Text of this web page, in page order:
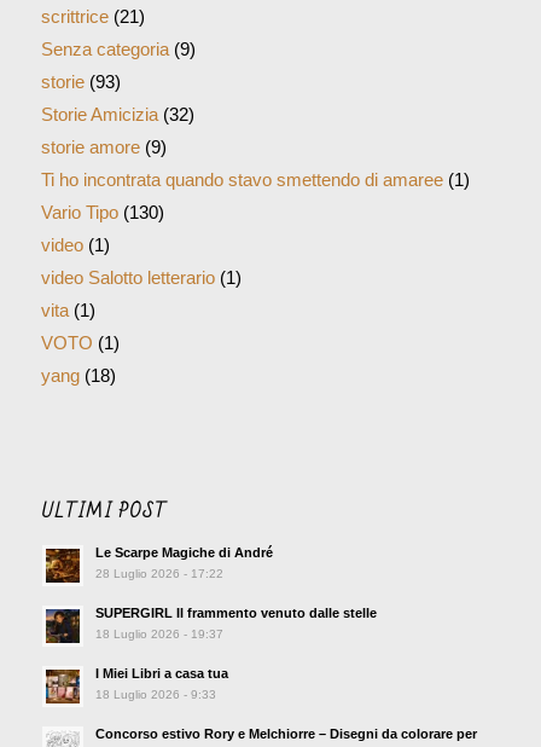
scrittrice(21)
Senza categoria(9)
storie(93)
Storie Amicizia(32)
storie amore(9)
Ti ho incontrata quando stavo smettendo di amaree(1)
Vario Tipo(130)
video(1)
video Salotto letterario(1)
vita(1)
VOTO (1)
yang(18)
ULTIMI POST
Le Scarpe Magiche di André
28 Luglio 2026 - 17:22
SUPERGIRL Il frammento venuto dalle stelle
18 Luglio 2026 - 19:37
I Miei Libri a casa tua
18 Luglio 2026 - 9:33
Concorso estivo Rory e Melchiorre – Disegni da colorare per